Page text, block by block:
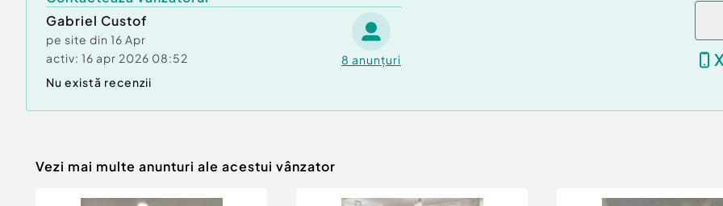
Id intern: EXP2568
Număr niveluri imobil:
Număr Băi:3
Apă
Canalizare
Gabriel Custof
pe site din 16 Apr
activ: 16 apr 2026 08:52 8 anunțuri
Nu există recenzii
Vezi mai multe anunturi ale acestui vânzator